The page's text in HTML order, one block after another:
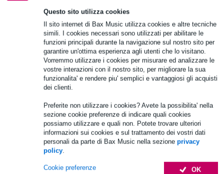
Questo sito utilizza cookies
Il sito internet di Bax Music utilizza cookies e altre tecniche
simili. I cookies necessari sono utilizzati per abilitare le
funzioni principali durante la navigazione sul nostro sito per
garantire un'ottima esperienza agli utenti che lo visitano.
Vorremmo utilizzare i cookies per misurare ed analizzare le
vostre interazioni con il nostro sito, per migliorare la sua
funzionalita' e rendere piu' semplici e vantaggiosi gli acquisti
dei clienti.
Preferite non utilizzare i cookies? Avete la possibilita' nella
sezione cookie preferenze di indicare quali cookies
possiamo utilizzare e quali non. Potete trovare ulteriori
informazioni sui cookies e sul trattamento dei vostri dati
personali da parte di Bax Music nella sezione privacy
policy.
OK
Cookie preferenze
19,95 € di premio
Informazioni sul prodotto
Omnitronic TRM-402
mixer rotativo a 4 canali
guadagno fono: 60-75 dB
guadagno microfonico: 44 dB
Specifiche complete
Accessori (10)